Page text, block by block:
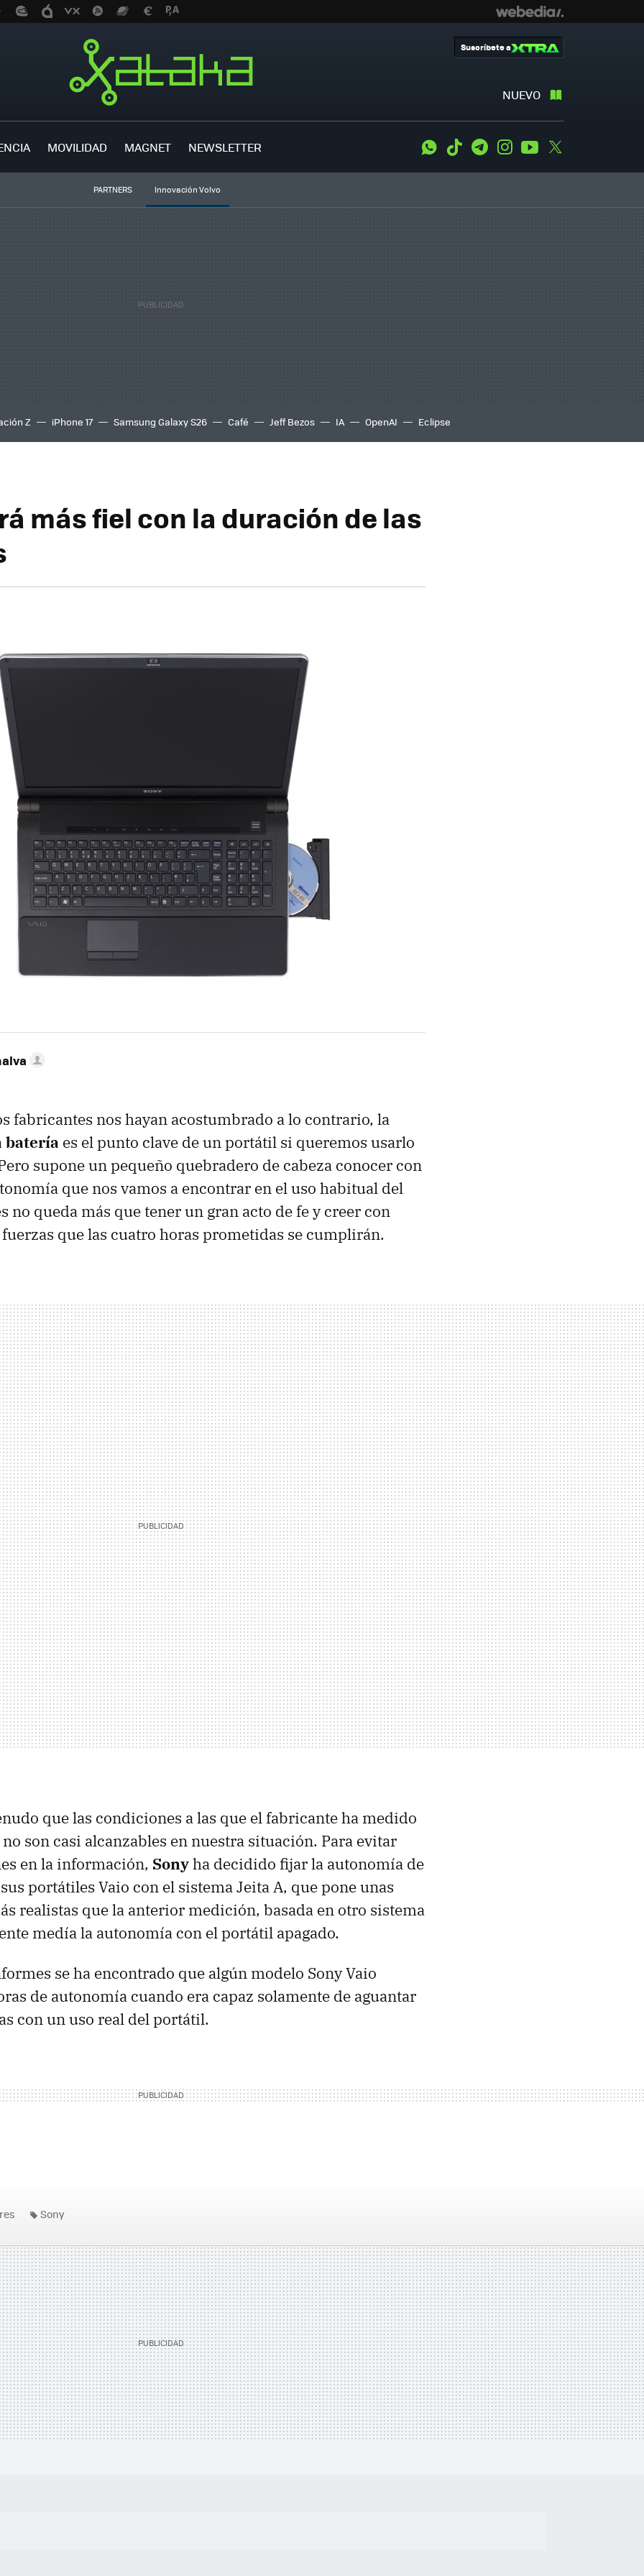
NUEVO
Suscríbete a
MOVILIDAD MAGNET NEWSLETTER WhatsApp
Tiktok TelegramInstagramYoutube
PARTNERS Innovación Volvo
Z iPhone 17 Samsung Galaxy S26 Café Jeff Bezos IA OpenAI Eclipse
más fiel con la duración de las
fabricantes nos hayan acostumbrado a lo contrario, la
batería es el punto clave de un portátil si queremos usarlo
supone un pequeño quebradero de cabeza conocer con
que nos vamos a encontrar en el uso habitual del
no queda más que tener un gran acto de fe y creer con
que las cuatro horas prometidas se cumplirán.
que las condiciones a las que el fabricante ha medido
son casi alcanzables en nuestra situación. Para evitar
en la información, Sonyha decidido fijar la autonomía de
portátiles Vaio con el sistema Jeita A, que pone unas
realistas que la anterior medición, basada en otro sistema
medía la autonomía con el portátil apagado.
se ha encontrado que algún modelo Sony Vaio
de autonomía cuando era capaz solamente de aguantar
con un uso real del portátil.
Sony